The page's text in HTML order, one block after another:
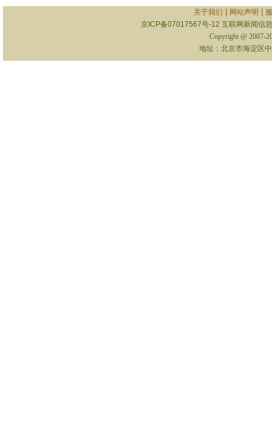
关于我们 网站声明
京ICP备07017567号-12 互联网新闻信
Copyright @ 2007-
地址：北京市海淀区